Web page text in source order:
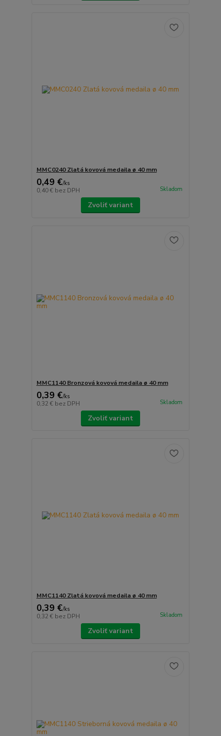
MMC0240 Zlatá kovová medaila ø 40 mm
0,49 €/ks
0,40 € bez DPH Skladom
Zvoliť variant
MMC1140 Bronzová kovová medaila ø 40 mm
0,39 €/ks
0,32 € bez DPH Skladom
Zvoliť variant
MMC1140 Zlatá kovová medaila ø 40 mm
0,39 €/ks
0,32 € bez DPH Skladom
Zvoliť variant